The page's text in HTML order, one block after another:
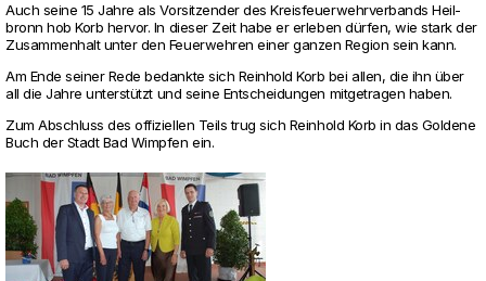
Auch seine 15 Jahre als Vor­sit­zender des Kreis­feu­er­wehr­ver­bands Heil­
bronn hob Korb hervor. In dieser Zeit habe er erleben dürfen, wie stark der
Zusam­men­halt unter den Feu­er­wehren einer ganzen Region sein kann.
Am Ende seiner Rede bedankte sich Rein­hold Korb bei allen, die ihn über
all die Jahre unterstützt und seine Ent­schei­dungen mit­ge­tragen haben.
Zum Abschluss des offi­zi­ellen Teils trug sich Rein­hold Korb in das Gol­dene
Buch der Stadt Bad Wimpfen ein.